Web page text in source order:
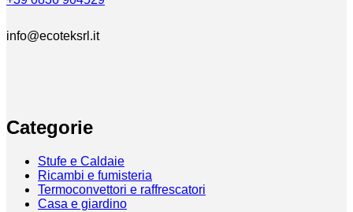
info@ecoteksrl.it
Categorie
Stufe e Caldaie
Ricambi e fumisteria
Termoconvettori e raffrescatori
Casa e giardino